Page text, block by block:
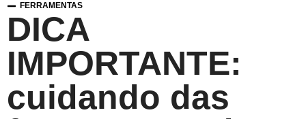
FERRAMENTAS
DICA
IMPORTANTE:
cuidando das